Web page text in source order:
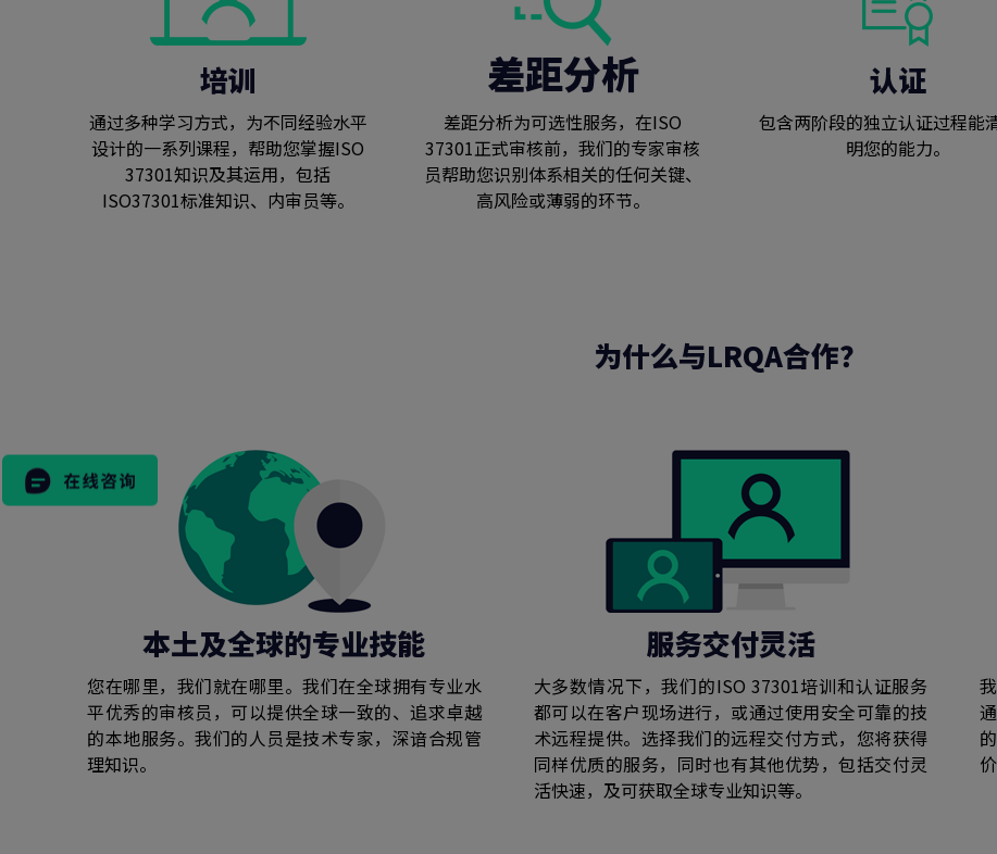
格
培训
通过多种学习方式，为不同经验水平
设计的一系列课程，帮助您掌握ISO
37301知识及其运用，包括
ISO37301标准知识、内审员等。
差距分析
差距分析为可选性服务，在ISO
37301正式审核前，我们的专家审核
员帮助您识别体系相关的任何关键、
高风险或薄弱的环节。
认证
包含两阶段的独立认证过程能
明您的能力。
为什么与LRQA合作？
本土及全球的专业技能
您在哪里，我们就在哪里。我们在全球拥有专业水
平优秀的审核员，可以提供全球一致的、追求卓越
的本地服务。我们的人员是技术专家，深谙合规管
理知识。
服务交付灵活
大多数情况下，我们的ISO 37301培训和认证服务
都可以在客户现场进行，或通过使用安全可靠的技
术远程提供。选择我们的远程交付方式，您将获得
同样优质的服务，同时也有其他优势，包括交付灵
活快速，及可获取全球专业知识等。